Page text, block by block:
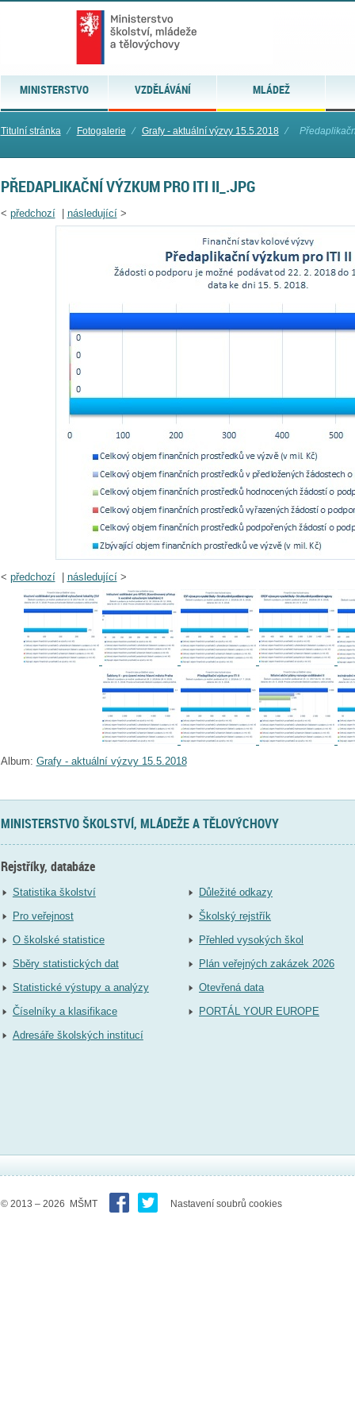
MINISTERSTVO VZDĚLÁVÁNÍ MLÁDEŽ
Titulní stránka ⁄ Fotogalerie ⁄ Grafy - aktuální výzvy 15.5.2018 ⁄
PŘEDAPLIKAČNÍ VÝZKUM PRO ITI II_.JPG
< předchozí| následující>
< předchozí| následující>
Album: Grafy - aktuální výzvy 15.5.2018
MINISTERSTVO ŠKOLSTVÍ, MLÁDEŽE A TĚLOVÝCHOVY
Rejstříky, databáze
Statistika školství
Pro veřejnost
O školské statistice
Sběry statistických dat
Statistické výstupy a analýzy
Číselníky a klasifikace
Adresáře školských institucí
Důležité odkazy
Školský rejstřík
Přehled vysokých škol
Plán veřejných zakázek 2026
Otevřená data
PORTÁL YOUR EUROPE
© 2013 – 2026 MŠMT Nastavení soubrů cookies